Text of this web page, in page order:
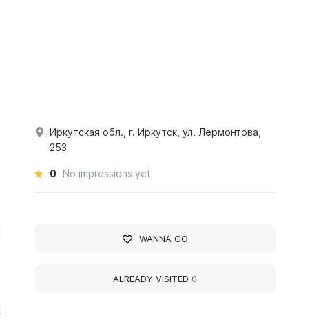
Иркутская обл., г. Иркутск, ул. Лермонтова,
253
0 No impressions yet
WANNA GO
ALREADY VISITED 0